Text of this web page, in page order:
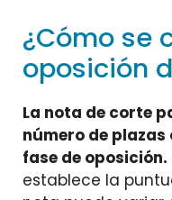
¿Cómo se
oposición
La nota de corte
número de
fase de oposición.
establece la